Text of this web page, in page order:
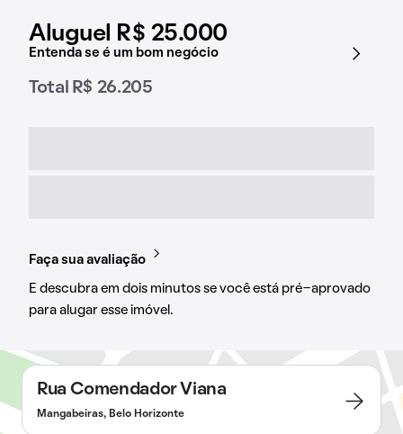
Aluguel R$ 25.000
Entenda se é um bom negócio
Total R$ 26.205
Faça sua avaliação
E descubra em dois minutos se você está pré-aprovado
para alugar esse imóvel.
Rua Comendador Viana
Mangabeiras, Belo Horizonte